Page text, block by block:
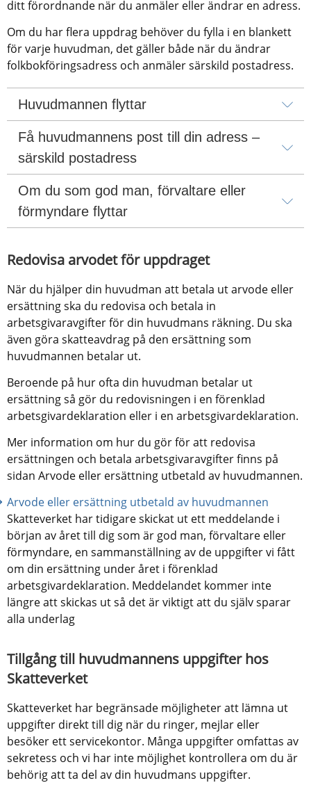
ditt förordnande när du anmäler eller ändrar en adress.
Om du har flera uppdrag behöver du fylla i en blankett
för varje huvudman, det gäller både när du ändrar
folkbokföringsadress och anmäler särskild postadress.
Huvudmannen flyttar
Få huvudmannens post till din adress –
särskild postadress
Om du som god man, förvaltare eller
förmyndare flyttar
Redovisa arvodet för uppdraget
När du hjälper din huvudman att betala ut arvode eller
ersättning ska du redovisa och betala in
arbetsgivaravgifter för din huvudmans räkning. Du ska
även göra skatteavdrag på den ersättning som
huvudmannen betalar ut.
Beroende på hur ofta din huvudman betalar ut
ersättning så gör du redovisningen i en förenklad
arbetsgivardeklaration eller i en arbetsgivardeklaration.
Mer information om hur du gör för att redovisa
ersättningen och betala arbetsgivaravgifter finns på
sidan Arvode eller ersättning utbetald av huvudmannen.
Arvode eller ersättning utbetald av huvudmannen
Skatteverket har tidigare skickat ut ett meddelande i
början av året till dig som är god man, förvaltare eller
förmyndare, en sammanställning av de uppgifter vi fått
om din ersättning under året i förenklad
arbetsgivardeklaration. Meddelandet kommer inte
längre att skickas ut så det är viktigt att du själv sparar
alla underlag
Tillgång till huvudmannens uppgifter hos
Skatteverket
Skatteverket har begränsade möjligheter att lämna ut
uppgifter direkt till dig när du ringer, mejlar eller
besöker ett servicekontor. Många uppgifter omfattas av
sekretess och vi har inte möjlighet kontrollera om du är
behörig att ta del av din huvudmans uppgifter.